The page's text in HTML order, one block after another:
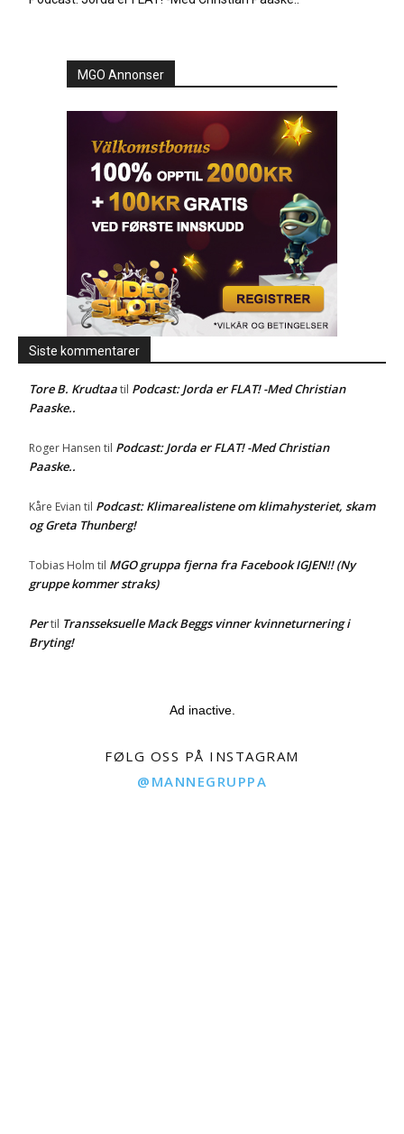
MGO Annonser
Siste kommentarer
Tore B. Krudtaatil Podcast: Jorda er FLAT! -Med Christian
Paaske..
Roger Hansen til Podcast: Jorda er FLAT! -Med Christian
Paaske..
Kåre Evian til Podcast: Klimarealistene om klimahysteriet, skam
og Greta Thunberg!
Tobias Holm til MGO gruppa fjerna fra Facebook IGJEN!! (Ny
gruppe kommer straks)
Pertil Transseksuelle Mack Beggs vinner kvinneturnering i
Bryting!
Ad inactive.
FØLG OSS PÅ INSTAGRAM
@MANNEGRUPPA